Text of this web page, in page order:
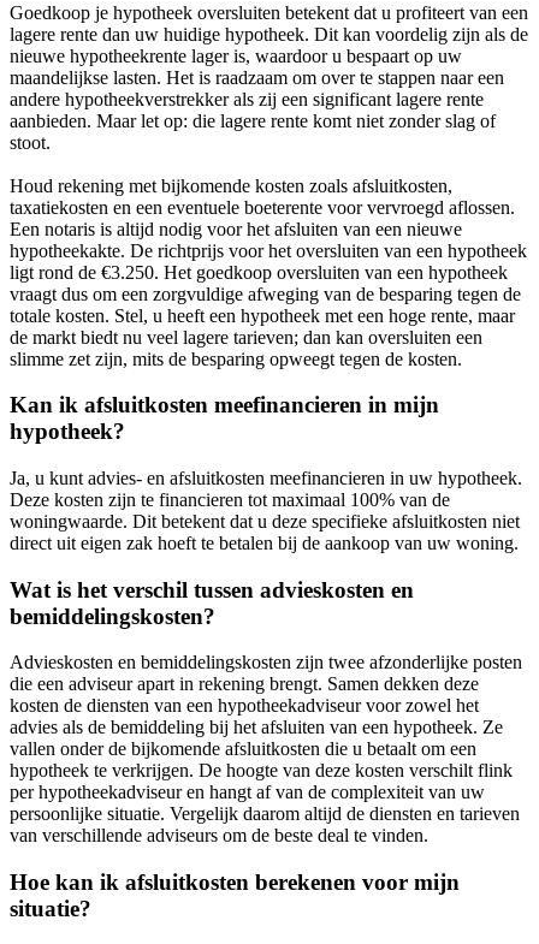
Goedkoop je hypotheek oversluiten betekent dat u profiteert van een
lagere rente dan uw huidige hypotheek. Dit kan voordelig zijn als de
nieuwe hypotheekrente lager is, waardoor u bespaart op uw
maandelijkse lasten. Het is raadzaam om over te stappen naar een
andere hypotheekverstrekker als zij een significant lagere rente
aanbieden. Maar let op: die lagere rente komt niet zonder slag of
stoot.
Houd rekening met bijkomende kosten zoals afsluitkosten,
taxatiekosten en een eventuele boeterente voor vervroegd aflossen.
Een notaris is altijd nodig voor het afsluiten van een nieuwe
hypotheekakte. De richtprijs voor het oversluiten van een hypotheek
ligt rond de €3.250. Het goedkoop oversluiten van een hypotheek
vraagt dus om een zorgvuldige afweging van de besparing tegen de
totale kosten. Stel, u heeft een hypotheek met een hoge rente, maar
de markt biedt nu veel lagere tarieven; dan kan oversluiten een
slimme zet zijn, mits de besparing opweegt tegen de kosten.
Kan ik afsluitkosten meefinancieren in mijn
hypotheek?
Ja, u kunt advies- en afsluitkosten meefinancieren in uw hypotheek.
Deze kosten zijn te financieren tot maximaal 100% van de
woningwaarde. Dit betekent dat u deze specifieke afsluitkosten niet
direct uit eigen zak hoeft te betalen bij de aankoop van uw woning.
Wat is het verschil tussen advieskosten en
bemiddelingskosten?
Advieskosten en bemiddelingskosten zijn twee afzonderlijke posten
die een adviseur apart in rekening brengt. Samen dekken deze
kosten de diensten van een hypotheekadviseur voor zowel het
advies als de bemiddeling bij het afsluiten van een hypotheek. Ze
vallen onder de bijkomende afsluitkosten die u betaalt om een
hypotheek te verkrijgen. De hoogte van deze kosten verschilt flink
per hypotheekadviseur en hangt af van de complexiteit van uw
persoonlijke situatie. Vergelijk daarom altijd de diensten en tarieven
van verschillende adviseurs om de beste deal te vinden.
Hoe kan ik afsluitkosten berekenen voor mijn
situatie?